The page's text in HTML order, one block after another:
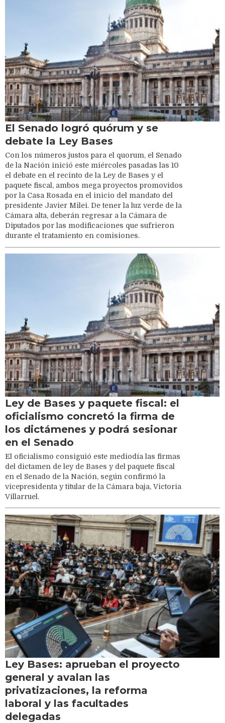
El Senado logró quórum y se
debate la Ley Bases
Con los números justos para el quorum, el Senado
de la Nación inició este miércoles pasadas las 10
el debate en el recinto de la Ley de Bases y el
paquete fiscal, ambos mega proyectos promovidos
por la Casa Rosada en el inicio del mandato del
presidente Javier Milei. De tener la luz verde de la
Cámara alta, deberán regresar a la Cámara de
Diputados por las modificaciones que sufrieron
durante el tratamiento en comisiones.
Ley de Bases y paquete fiscal: el
oficialismo concretó la firma de
los dictámenes y podrá sesionar
en el Senado
El oficialismo consiguió este mediodía las firmas
del dictamen de ley de Bases y del paquete fiscal
en el Senado de la Nación, según confirmó la
vicepresidenta y titular de la Cámara baja, Victoria
Villarruel.
Ley Bases: aprueban el proyecto
general y avalan las
privatizaciones, la reforma
laboral y las facultades
delegadas